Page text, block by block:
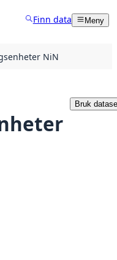
Finn data Meny
NiN
Bruk